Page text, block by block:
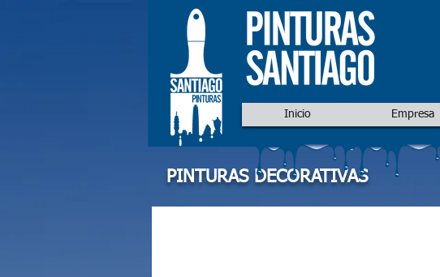
Inicio Empresa
PINTURAS DECORATIVAS